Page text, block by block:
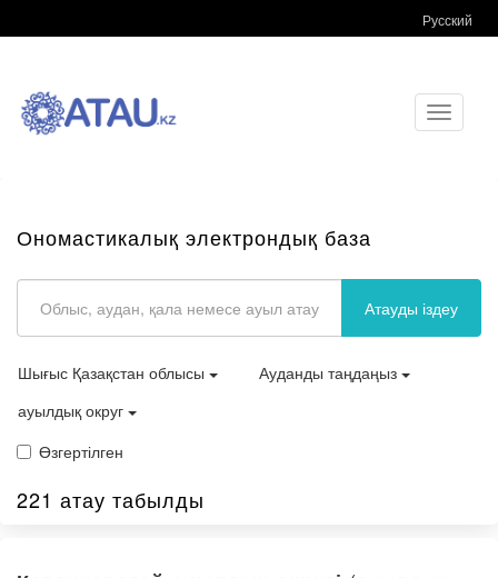
Русский
Toggle
Ономастикалық электрондық база
Атауды іздеу
Шығыс Қазақстан облысы
Ауданды таңдаңыз
ауылдық округ
Өзгертілген
221 атау табылды